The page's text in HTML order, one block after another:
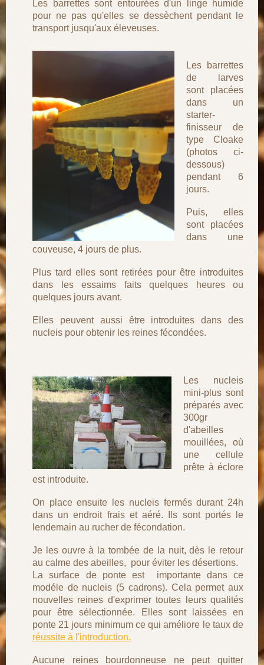
Les barrettes sont entourées d'un linge humide
pour ne pas qu'elles se dessèchent pendant le
transport jusqu'aux éleveuses.
Les barrettes
de larves
sont placées
dans un
starter-
finisseur de
type Cloake
(photos ci-
dessous)
pendant 6
jours.
Puis, elles
sont placées
dans une
couveuse, 4 jours de plus.
Plus tard elles sont retirées pour être introduites
dans les essaims faits quelques heures ou
quelques jours avant.
Elles peuvent aussi être introduites dans des
nucleis pour obtenir les reines fécondées.
Les nucleis
mini-plus sont
préparés avec
300gr
d'abeilles
mouillées, où
une cellule
prête à éclore
est introduite.
On place ensuite les nucleis fermés durant 24h
dans un endroit frais et aéré. Ils sont portés le
lendemain au rucher de fécondation.
Je les ouvre à la tombée de la nuit, dès le retour
au calme des abeilles, pour éviter les désertions.
La surface de ponte est importante dans ce
modéle de nucleis (5 cadrons). Cela permet aux
nouvelles reines d'exprimer toutes leurs qualités
pour être sélectionnée. Elles sont laissées en
ponte 21 jours minimum ce qui améliore le taux de
réussite à l'introduction.
Aucune reines bourdonneuse ne peut quitter